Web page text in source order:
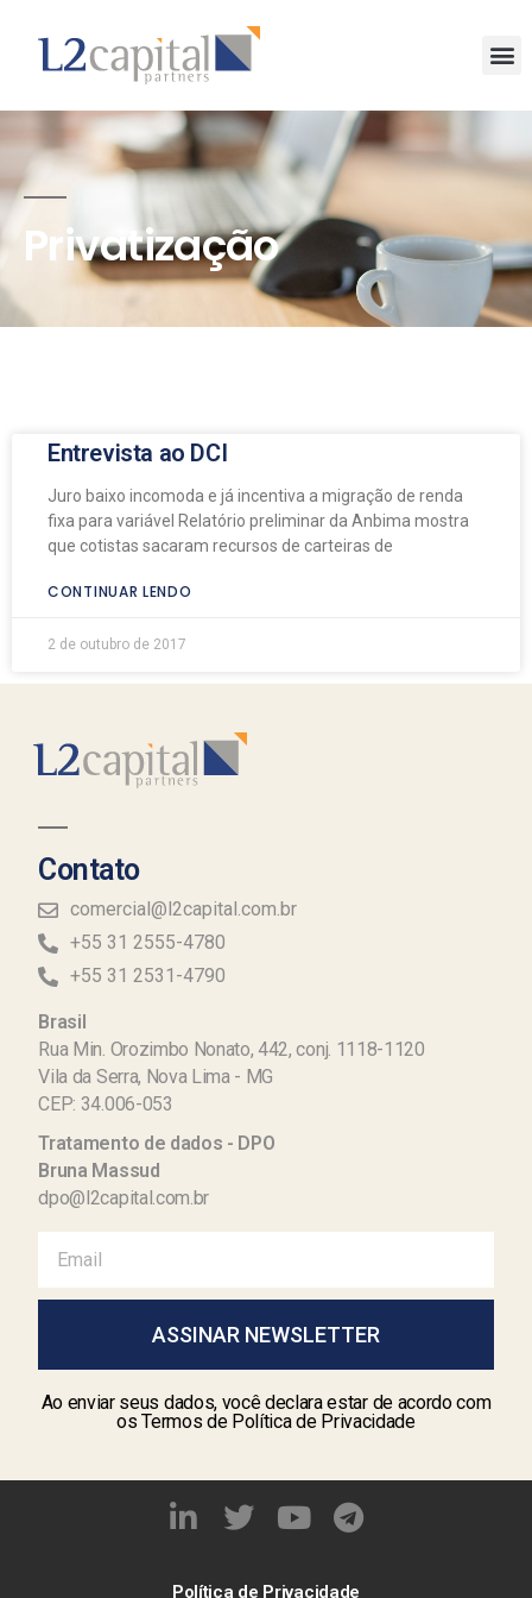
Privatização
Entrevista ao DCI
Juro baixo incomoda e já incentiva a migração de renda
fixa para variável Relatório preliminar da Anbima mostra
que cotistas sacaram recursos de carteiras de
CONTINUAR LENDO
2 de outubro de 2017
Contato
comercial@l2capital.com.br
+55 31 2555-4780
+55 31 2531-4790
Brasil
Rua Min. Orozimbo Nonato, 442, conj. 1118-1120
Vila da Serra, Nova Lima - MG
CEP: 34.006-053
Tratamento de dados - DPO
Bruna Massud
dpo@l2capital.com.br
ASSINAR NEWSLETTER
Ao enviar seus dados, você declara estar de acordo com
os Termos de Política de Privacidade
Política de Privacidade